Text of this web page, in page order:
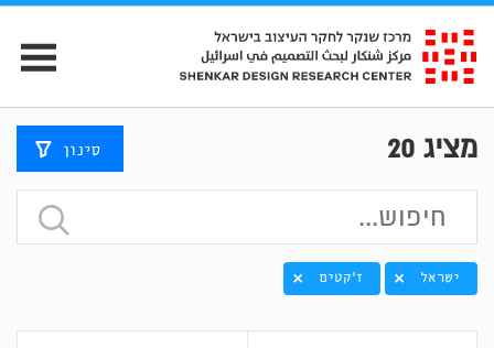
מציג 20 סינון
ישראל ז'קטים